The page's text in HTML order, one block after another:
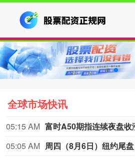
全球市场快讯
04:29 AM
04:19 AM 莱茵河旱情冲击德国工业